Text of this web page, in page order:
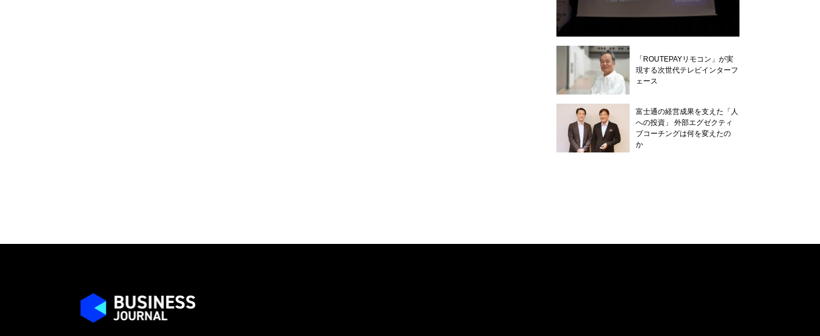
「ROUTEPAYリモコン」が実
現する次世代テレビインターフ
ェース
富士通の経営成果を支えた「人
への投資」 外部エグゼクティ
ブコーチングは何を変えたの
か